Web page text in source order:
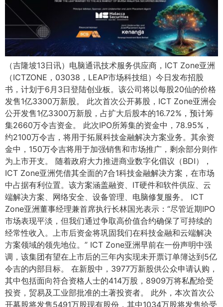
（吉隆坡13日讯）电脑通讯技术服务供应商，ICT Zone亚洲
（ICTZONE，03038，LEAP市场科技组）今日发布招股
书，计划于6月3日登陆创业板。该公司将以每股20仙的价格
发售1亿3300万新股。 此次首次公开募股，ICT Zone亚洲会
公开发售1亿3300万新股，占扩大后股本的16.72%，预计筹
集2660万令吉资金。 此次IPO所筹集的资金中，78.95%，
约2100万令吉，将用于拓展科技金融解决方案业务。其余资
金中，150万令吉将用于加强销售和市场推广，剩余部分则作
为上市开支。 随着政府大力推进商业数字化倡议（BDI），
ICT Zone亚洲凭借其全面的7合1科技金融解决方案，在市场
中占据有利位置。该方案涵盖融资、IT硬件和软件供应、云
端解决方案、网络安全、设备管理、电脑修复服务。 ICT
Zone亚洲董事经理兼首席执行长林国光表示：“尽管近期IPO
市场表现平淡，但我们通过争取高价值合约确保了可持续的
经常性收入。上市后资金将巩固我们在科技金融和云端解决
方案领域的领先地位。” ICT Zone亚洲早前在一份声明中强
调，该集团有望在上市后的三年内实现未开票订单簿达到5亿
令吉的内部目标。 在新股中，3977万新股供公众申请认购，
其中包括面向符合资格人士的414万股，8909万将私配给受
投资，贸易及工业部批准的土著投资者。 此外，本次首次公
开募股将发售5491万股现有股份，其中1034万股将发售给受